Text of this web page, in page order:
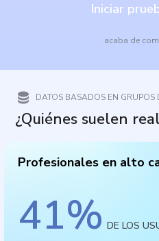
Iniciar
acaba de
DATOS BASADOS EN GRUPOS
¿Quiénes suelen
Profesionales en alto
41% DE LOS